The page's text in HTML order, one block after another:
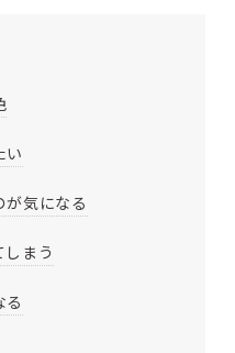
い
が気になる
まう
る